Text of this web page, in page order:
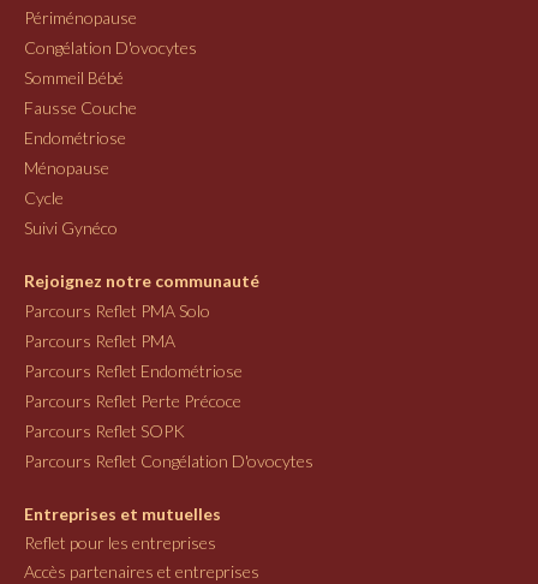
Périménopause
Congélation D'ovocytes
Sommeil Bébé
Fausse Couche
Endométriose
Ménopause
Cycle
Suivi Gynéco
Rejoignez notre communauté
Parcours Reflet PMA Solo
Parcours Reflet PMA
Parcours Reflet Endométriose
Parcours Reflet Perte Précoce
Parcours Reflet SOPK
Parcours Reflet Congélation D'ovocytes
Entreprises et mutuelles
Reflet pour les entreprises
Accès partenaires et entreprises